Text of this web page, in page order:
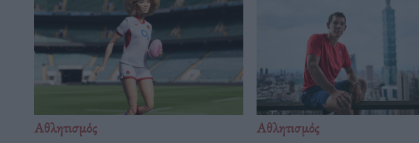
Αθλητισμός Αθλητισμός